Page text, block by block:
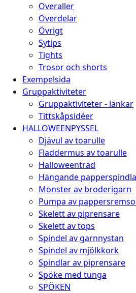
Overaller
Överdelar
Övrigt
Sytips
Tights
Trosor och shorts
Exempelsida
Gruppaktiviteter
Gruppaktiviteter - länkar
Tittskåpsidéer
HALLOWEENPYSSEL
Djävul av toarulle
Fladdermus av toarulle
Halloweenträd
Hängande
Monster av broderigarn
Pumpa av
Skelett av piprensare
Skelett av tops
Spindel av garnnystan
Spindel av mjölkkork
Spindlar av piprensare
Spöke med tunga
SPÖKEN